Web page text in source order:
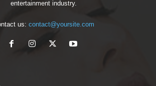
entertainment industry.
us: contact@yoursite.com